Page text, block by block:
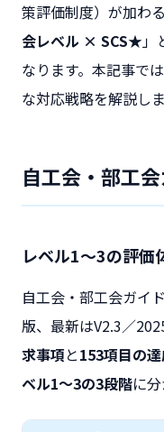
策評価制度）が加わ
会レベル × SCS★」
なります。本記事で
な対応戦略を解説しま
自工会・部工
レベル1〜3の評価
自工会・部工会ガイ
版、最新はV2.3／
求事項と153項目の
ベル1〜3の3段階に